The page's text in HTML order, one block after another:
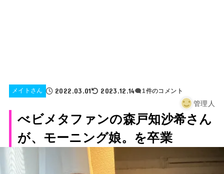
メイトさん 2022.03.01 2023.12.14 1件のコメント
管理人
べビメタファンの森戸知沙希さん
が、モーニング娘。を卒業